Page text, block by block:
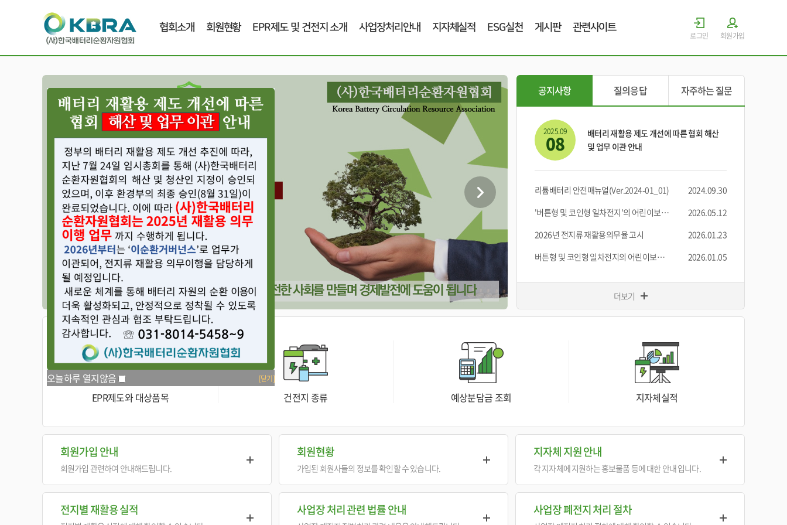
협회소개 회원현황 EPR제도 및 건전지 소개 사업장처리안내 지자체실적 ESG실천 게시판 관련사이트
로그인 회원가입
공지사항 질의응답 자주하는 질문
2025.09
08
배터리 재활용 제도 개선에 따른 협회 해산
및 업무 이관 안내
리튬배터리 안전매뉴얼(Ver.2024-01_01)
2024.09.30
'버튼형 및 코인형 일차전지'의 어린이보호포장 적용 2가지 추가 변경 사항 안
2026.05.12
2026년 전지류 재활용의무율 고시
2026.01.23
버튼형 및 코인형 일차전지의 어린이보호포장 안전기준 변경 사항
2026.01.05
더보기
EPR제도와 대상품목 건전지 종류 예상분담금 조회 지자체실적
회원가입 안내
회원가입 관련하여 안내해드립니다.
회원현황
가입된 회원사들의 정보를 확인할 수 있습니다.
지자체 지원 안내
각 지자체에 지원하는 홍보물품 등에 대한 안내 입니다.
전지별 재활용 실적 사업장 처리 관련 법률 안내 사업장 폐전지 처리 절차
오늘하루 열지않음 [닫기]